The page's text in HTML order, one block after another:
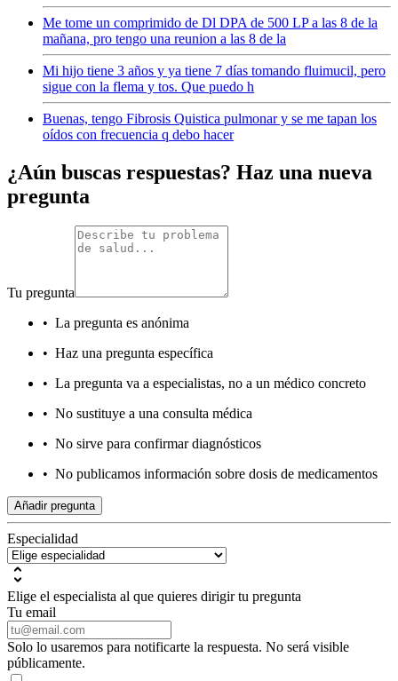
Me tome un comprimido de Dl DPA de 500 LP a las 8 de la
mañana, pro tengo una reunion a las 8 de la
Mi hijo tiene 3 años y ya tiene 7 días tomando fluimucil, pero
sigue con la flema y tos. Que puedo h
Buenas, tengo Fibrosis Quistica pulmonar y se me tapan los
oídos con frecuencia q debo hacer
¿Aún buscas respuestas? Haz una nueva
pregunta
Tu pregunta
• La pregunta es anónima
• Haz una pregunta específica
• La pregunta va a especialistas, no a un médico concreto
• No sustituye a una consulta médica
• No sirve para confirmar diagnósticos
• No publicamos información sobre dosis de medicamentos
Añadir pregunta
Especialidad
Elige el especialista al que quieres dirigir tu pregunta
Tu email
Solo lo usaremos para notificarte la respuesta. No será visible
públicamente.